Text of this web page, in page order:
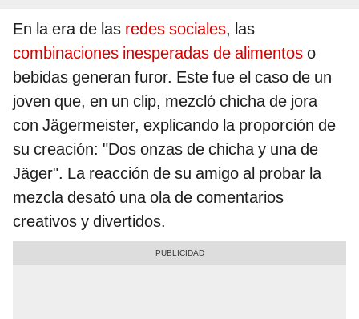
En la era de las redes sociales, las
combinaciones inesperadas de alimentos o
bebidas generan furor. Este fue el caso de un
joven que, en un clip, mezcló chicha de jora
con Jägermeister, explicando la proporción de
su creación: "Dos onzas de chicha y una de
Jäger". La reacción de su amigo al probar la
mezcla desató una ola de comentarios
creativos y divertidos.